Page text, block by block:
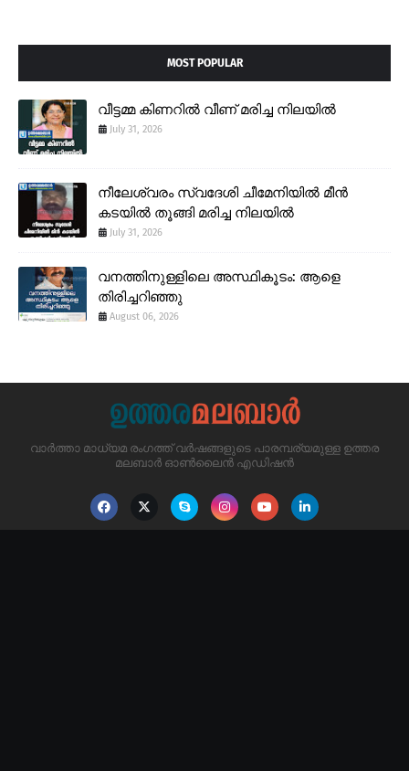
MOST POPULAR
വീട്ടമ്മ കിണറിൽ വീണ് മരിച്ച നിലയിൽ
July 31, 2026
നീലേശ്വരം സ്വദേശി ചീമേനിയിൽ മീൻ
കടയിൽ തൂങ്ങി മരിച്ച നിലയിൽ
July 31, 2026
വനത്തിനുള്ളിലെ അസ്ഥികൂടം: ആളെ
തിരിച്ചറിഞ്ഞു
August 06, 2026
വാർത്താ മാധ്യമ രംഗത്ത് വർഷങ്ങളുടെ പാരമ്പര്യമുള്ള ഉത്തര
മലബാർ ഓൺലൈൻ എഡിഷൻ